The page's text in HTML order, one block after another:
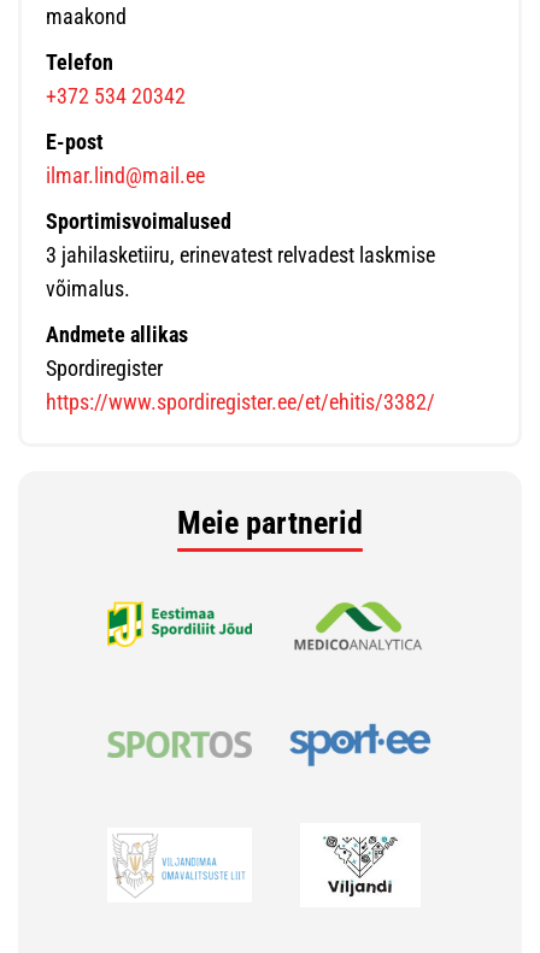
maakond
Telefon
+372 534 20342
E-post
ilmar.lind@mail.ee
Sportimisvoimalused
3 jahilasketiiru, erinevatest relvadest laskmise
võimalus.
Andmete allikas
Spordiregister
https://www.spordiregister.ee/et/ehitis/3382/
Meie partnerid